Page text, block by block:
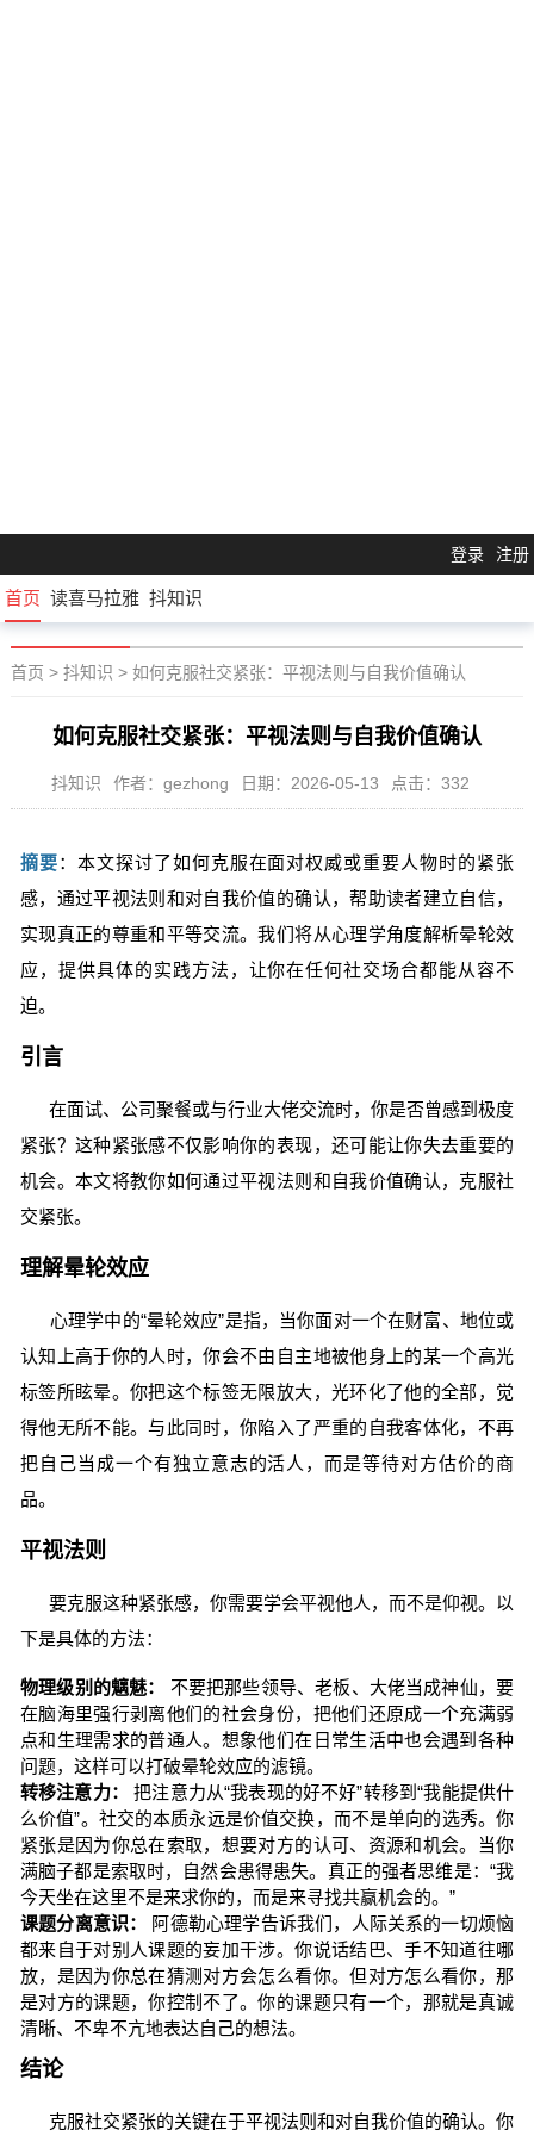
登录 注册
首页 读喜马拉雅 抖知识
首页 > 抖知识 > 如何克服社交紧张：平视法则与自我价值确认
如何克服社交紧张：平视法则与自我价值确认
抖知识 作者：gezhong 日期：2026-05-13 点击：332
摘要：本文探讨了如何克服在面对权威或重要人物时的紧张
感，通过平视法则和对自我价值的确认，帮助读者建立自信，
实现真正的尊重和平等交流。我们将从心理学角度解析晕轮效
应，提供具体的实践方法，让你在任何社交场合都能从容不
迫。
引言
在面试、公司聚餐或与行业大佬交流时，你是否曾感到极度
紧张？这种紧张感不仅影响你的表现，还可能让你失去重要的
机会。本文将教你如何通过平视法则和自我价值确认，克服社
交紧张。
理解晕轮效应
心理学中的“晕轮效应”是指，当你面对一个在财富、地位或
认知上高于你的人时，你会不由自主地被他身上的某一个高光
标签所眩晕。你把这个标签无限放大，光环化了他的全部，觉
得他无所不能。与此同时，你陷入了严重的自我客体化，不再
把自己当成一个有独立意志的活人，而是等待对方估价的商
品。
平视法则
要克服这种紧张感，你需要学会平视他人，而不是仰视。以
下是具体的方法：
物理级别的魑魅：
不要把那些领导、老板、大佬当成神仙，要
在脑海里强行剥离他们的社会身份，把他们还原成一个充满弱
点和生理需求的普通人。想象他们在日常生活中也会遇到各种
问题，这样可以打破晕轮效应的滤镜。
转移注意力：
把注意力从“我表现的好不好”转移到“我能提供什
么价值”。社交的本质永远是价值交换，而不是单向的选秀。你
紧张是因为你总在索取，想要对方的认可、资源和机会。当你
满脑子都是索取时，自然会患得患失。真正的强者思维是：“我
今天坐在这里不是来求你的，而是来寻找共赢机会的。”
课题分离意识：
阿德勒心理学告诉我们，人际关系的一切烦恼
都来自于对别人课题的妄加干涉。你说话结巴、手不知道往哪
放，是因为你总在猜测对方会怎么看你。但对方怎么看你，那
是对方的课题，你控制不了。你的课题只有一个，那就是真诚
清晰、不卑不亢地表达自己的想法。
结论
克服社交紧张的关键在于平视法则和对自我价值的确认。你